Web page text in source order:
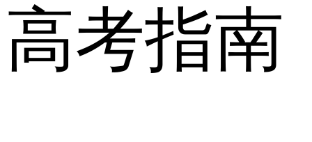
高考指南